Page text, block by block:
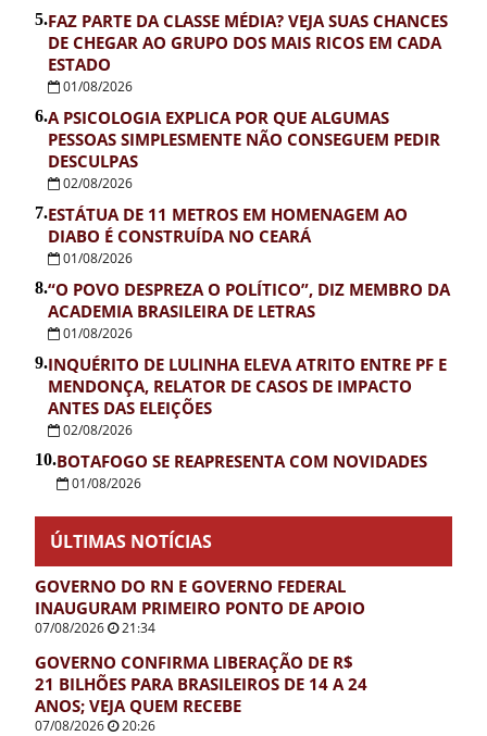
5.FAZ PARTE DA CLASSE MÉDIA? VEJA SUAS CHANCES
DE CHEGAR AO GRUPO DOS MAIS RICOS EM CADA
ESTADO
01/08/2026
6.A PSICOLOGIA EXPLICA POR QUE ALGUMAS
PESSOAS SIMPLESMENTE NÃO CONSEGUEM PEDIR
DESCULPAS
02/08/2026
7.ESTÁTUA DE 11 METROS EM HOMENAGEM AO
DIABO É CONSTRUÍDA NO CEARÁ
01/08/2026
8.“O POVO DESPREZA O POLÍTICO”, DIZ MEMBRO DA
ACADEMIA BRASILEIRA DE LETRAS
01/08/2026
9.INQUÉRITO DE LULINHA ELEVA ATRITO ENTRE PF E
MENDONÇA, RELATOR DE CASOS DE IMPACTO
ANTES DAS ELEIÇÕES
02/08/2026
10.BOTAFOGO SE REAPRESENTA COM NOVIDADES
01/08/2026
ÚLTIMAS NOTÍCIAS
GOVERNO DO RN E GOVERNO FEDERAL
INAUGURAM PRIMEIRO PONTO DE APOIO
07/08/2026 21:34
GOVERNO CONFIRMA LIBERAÇÃO DE R$
21 BILHÕES PARA BRASILEIROS DE 14 A 24
ANOS; VEJA QUEM RECEBE
07/08/2026 20:26